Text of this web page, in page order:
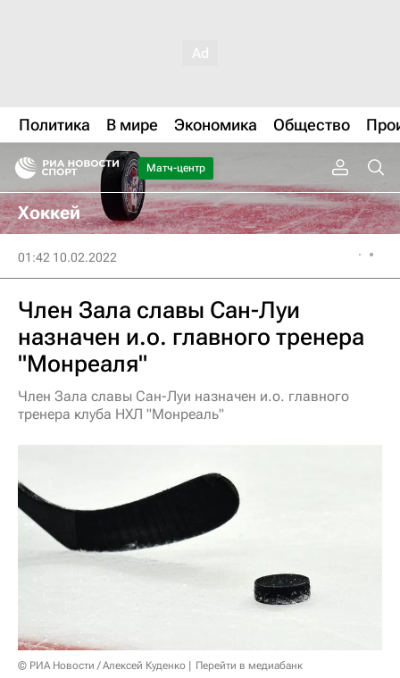
Политика В мире Экономика Общество
Матч-центр
Хоккей
01:42 10.02.2022
Член Зала славы Сан-Луи
назначен и.о. главного тренера
"Монреаля"
Член Зала славы Сан-Луи назначен и.о. главного
тренера клуба НХЛ "Монреаль"
© РИА Новости / Алексей Куденко Перейти в медиабанк